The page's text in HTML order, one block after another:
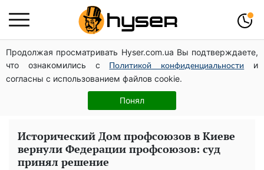
Продолжая просматривать Hyser.com.ua Вы подтверждаете,
что ознакомились с
Политикой конфиденциальности
и
согласны с использованием файлов cookie.
Понял
Дроны с наценкой: Александр Конотопский вывел
миллионы оборонного бюджета через фиктивную
фирму в Эстонии
Елена Тополя слив видео – это далеко не все:
фронтмен "Антитела" Тарас Тополя стал следующим
Исторический Дом профсоюзов в Киеве
вернули Федерации профсоюзов: суд
принял решение